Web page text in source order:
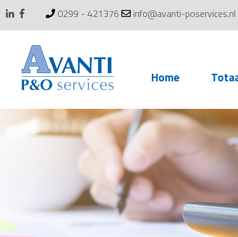
0299 - 421376 info@avanti-poservices.nl
Home